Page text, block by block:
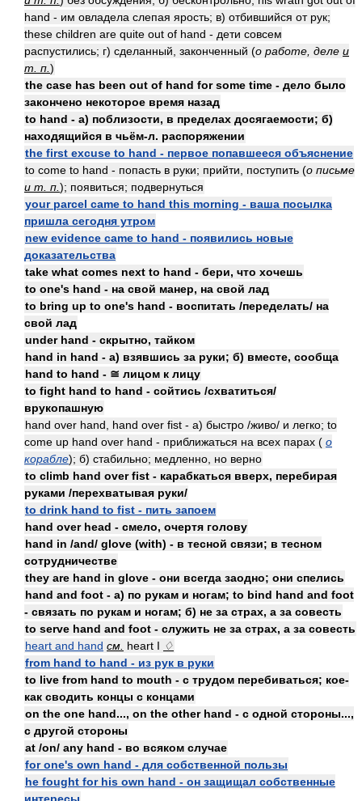
hand - им овладела слепая ярость; в) отбившийся от рук;
these children are quite out of hand - дети совсем
распустились; г) сделанный, законченный (о работе, деле и
т. п. )
the case has been out of hand for some time - дело было
закончено некоторое время назад
to hand - а) поблизости, в пределах досягаемости; б)
находящийся в чьём-л. распоряжении
the first excuse to hand - первое попавшееся объяснение
to come to hand - попасть в руки; прийти, поступить (о письме
и т. п. ); появиться; подвернуться
your parcel came to hand this morning - ваша посылка
пришла сегодня утром
new evidence came to hand - появились новые
доказательства
take what comes next to hand - бери, что хочешь
to one's hand - на свой манер, на свой лад
to bring up to one's hand - воспитать /переделать/ на
свой лад
under hand - скрытно, тайком
hand in hand - а) взявшись за руки; б) вместе, сообща
hand to hand - ≅ лицом к лицу
to fight hand to hand - сойтись /схватиться/
врукопашную
hand over hand, hand over fist - а) быстро /живо/ и легко; to
come up hand over hand - приближаться на всех парах ( о
корабле); б) стабильно; медленно, но верно
to climb hand over fist - карабкаться вверх, перебирая
руками /перехватывая руки/
to drink hand to fist - пить запоем
hand over head - смело, очертя голову
hand in /and/ glove (with) - в тесной связи; в тесном
сотрудничестве
they are hand in glove - они всегда заодно; они спелись
hand and foot - а) по рукам и ногам; to bind hand and foot
- связать по рукам и ногам; б) не за страх, а за совесть
to serve hand and foot - служить не за страх, а за совесть
heart and hand см. heart I ♢
from hand to hand - из рук в руки
to live from hand to mouth - с трудом перебиваться; кое-
как сводить концы с концами
on the one hand..., on the other hand - с одной стороны...,
с другой стороны
at /on/ any hand - во всяком случае
for one's own hand - для собственной пользы
he fought for his own hand - он защищал собственные